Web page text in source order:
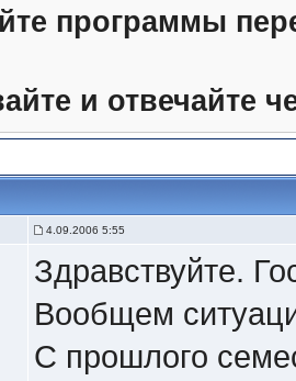
программы
и отвечайте
4.09.2006 5:55
Здравствуйте.
Вообщем
С прошлого